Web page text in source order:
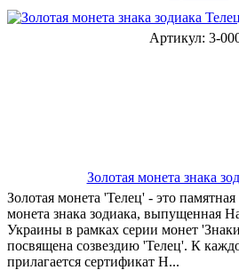
Артикул: 3-
Золотая монета знака
Золотая монета 'Телец' - это памятная
монета знака зодиака, выпущенная
Украины в рамках серии монет
посвящена созвездию 'Телец'. К
прилагается сертификат Н...